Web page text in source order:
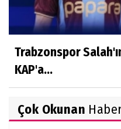
Trabzonspor
KAP'a...
Çok Okunan